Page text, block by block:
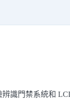
識門禁系統和